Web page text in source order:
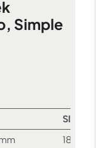
Simple
SIMPLE
18 mm